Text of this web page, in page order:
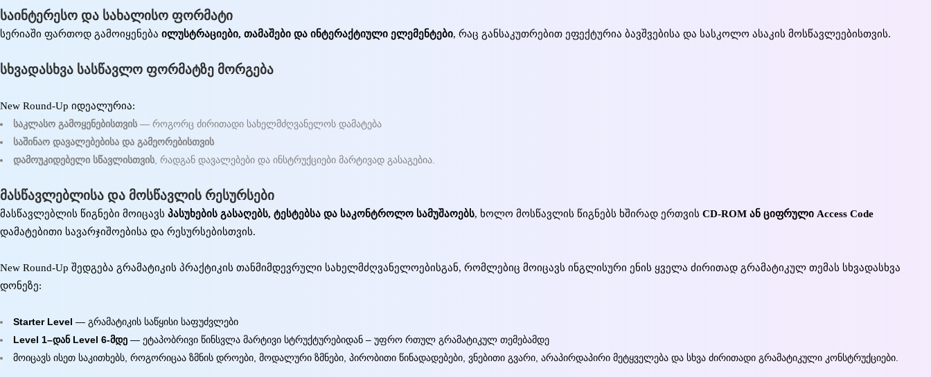
საინტერესო და სახალისო ფორმატი
სერიაში ფართოდ გამოიყენება ილუსტრაციები, თამაშები და ინტერაქტიული ელემენტები, რაც განსაკუთრებით ეფექტურია ბავშვებისა და სასკოლო ასაკის მოსწავლეებისთვის.
სხვადასხვა სასწავლო ფორმატზე მორგება
New Round-Up იდეალურია:
საკლასო გამოყენებისთვის — როგორც ძირითადი სახელმძღვანელოს დამატება
საშინაო დავალებებისა და გამეორებისთვის
დამოუკიდებელი სწავლისთვის , რადგან დავალებები და ინსტრუქციები მარტივად გასაგებია.
მასწავლებლისა და მოსწავლის რესურსები
მასწავლებლის წიგნები მოიცავს პასუხების გასაღებს, ტესტებსა და საკონტროლო სამუშაოებს, ხოლო მოსწავლის წიგნებს ხშირად ერთვის CD-ROM ან ციფრული Access Code
დამატებითი სავარჯიშოებისა და რესურსებისთვის.
New Round-Up შედგება გრამატიკის პრაქტიკის თანმიმდევრული სახელმძღვანელოებისგან, რომლებიც მოიცავს ინგლისური ენის ყველა ძირითად გრამატიკულ თემას სხვადასხვა
დონეზე:
Starter Level — გრამატიკის საწყისი საფუძვლები
Level 1–დან Level 6-მდე — ეტაპობრივი წინსვლა მარტივი სტრუქტურებიდან – უფრო რთულ გრამატიკულ თემებამდე
მოიცავს ისეთ საკითხებს, როგორიცაა ზმნის დროები, მოდალური ზმნები, პირობითი წინადადებები, ვნებითი გვარი, არაპირდაპირი მეტყველება და სხვა ძირითადი გრამატიკული კონსტრუქციები.